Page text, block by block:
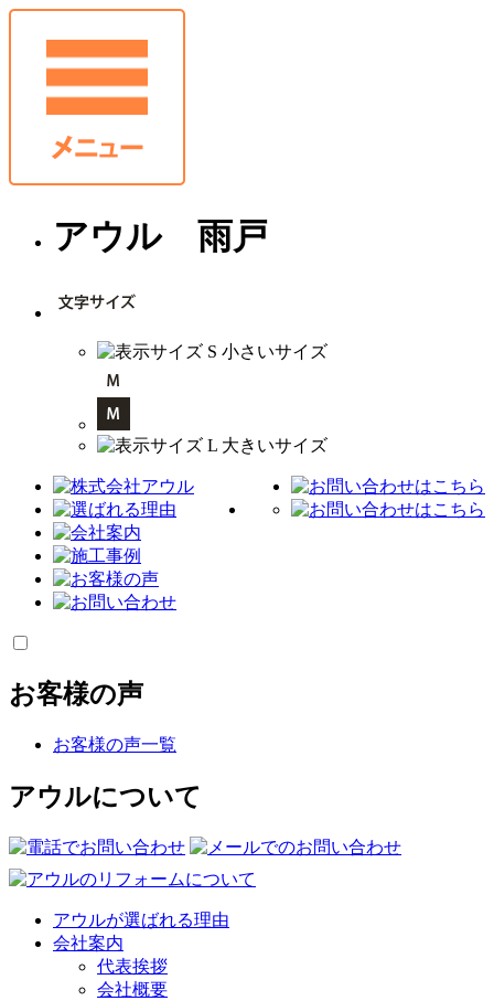
アウル 雨戸
お客様の声
お客様の声一覧
アウルについて
アウルが選ばれる理由
会社案内
代表挨拶
会社概要